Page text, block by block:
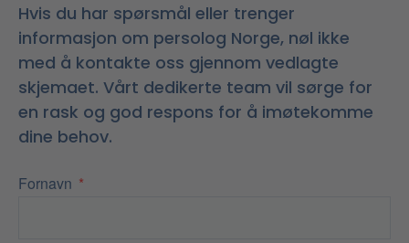
Hvis du har spørsmål eller trenger
informasjon om persolog Norge, nøl ikke
med å kontakte oss gjennom vedlagte
skjemaet. Vårt dedikerte team vil sørge for
en rask og god respons for å imøtekomme
dine behov.
Fornavn